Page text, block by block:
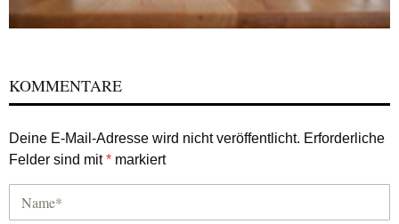
KOMMENTARE
Deine E-Mail-Adresse wird nicht veröffentlicht. Erforderliche
Felder sind mit* markiert